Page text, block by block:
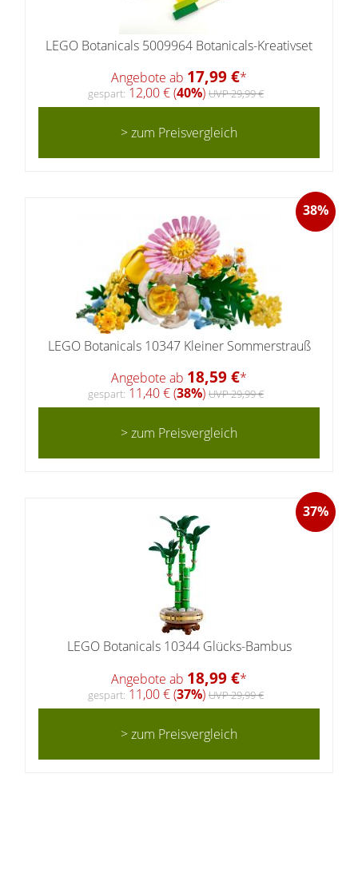
LEGO Botanicals 5009964 Botanicals-Kreativset
Angebote ab 17,99 €*
gespart: 12,00 € (40%) UVP 29,99 €
> zum Preisvergleich
38%
LEGO Botanicals 10347 Kleiner Sommerstrauß
Angebote ab 18,59 €*
gespart: 11,40 € (38%) UVP 29,99 €
> zum Preisvergleich
37%
LEGO Botanicals 10344 Glücks-Bambus
Angebote ab 18,99 €*
gespart: 11,00 € (37%) UVP 29,99 €
> zum Preisvergleich